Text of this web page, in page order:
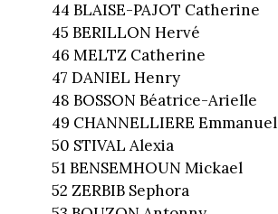
44 BLAISE-PAJOT Catherine
45 BERILLON Hervé
46 MELTZ Catherine
47 DANIEL Henry
48 BOSSON Béatrice-Arielle
49 CHANNELLIERE Emmanuel
50 STIVAL Alexia
51 BENSEMHOUN Mickael
52 ZERBIB Sephora